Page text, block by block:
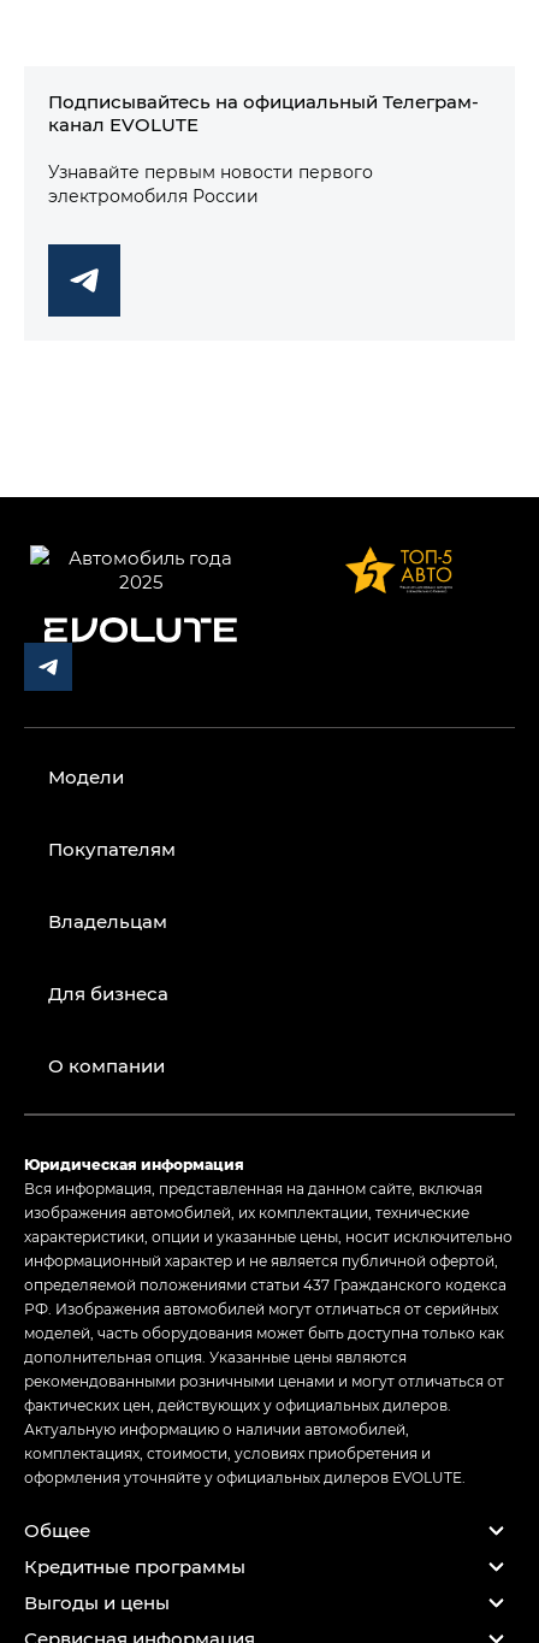
Подписывайтесь на официальный Телеграм-
канал EVOLUTE
Узнавайте первым новости первого
электромобиля России
Модели
Покупателям
Владельцам
Для бизнеса
О компании
Юридическая информация
Вся информация, представленная на данном сайте, включая
изображения автомобилей, их комплектации, технические
характеристики, опции и указанные цены, носит исключительно
информационный характер и не является публичной офертой,
определяемой положениями статьи 437 Гражданского кодекса
РФ. Изображения автомобилей могут отличаться от серийных
моделей, часть оборудования может быть доступна только как
дополнительная опция. Указанные цены являются
рекомендованными розничными ценами и могут отличаться от
фактических цен, действующих у официальных дилеров.
Актуальную информацию о наличии автомобилей,
комплектациях, стоимости, условиях приобретения и
оформления уточняйте у официальных дилеров EVOLUTE.
Общее
Кредитные программы
Выгоды и цены